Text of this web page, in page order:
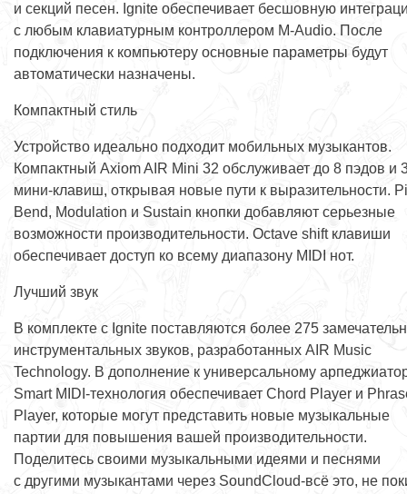
и секций песен. Ignite обеспечивает бесшовную
с любым клавиатурным контроллером M-Audio. После
подключения к компьютеру основные параметры будут
автоматически назначены.
Компактный стиль
Устройство идеально подходит мобильных музыкантов.
Компактный Axiom AIR Mini 32 обслуживает до 8 пэдов и
мини-клавиш, открывая новые пути к выразительности.
Bend, Modulation и Sustain кнопки добавляют серьезные
возможности производительности. Octave shift клавиши
обеспечивает доступ ко всему диапазону MIDI нот.
Лучший звук
В комплекте с Ignite поставляются более 275
инструментальных звуков, разработанных AIR Music
Technology. В дополнение к универсальному
Smart MIDI-технология обеспечивает Chord Player и
Player, которые могут представить новые музыкальные
партии для повышения вашей производительности.
Поделитесь своими музыкальными идеями и песнями
с другими музыкантами через SoundCloud-всё это, не